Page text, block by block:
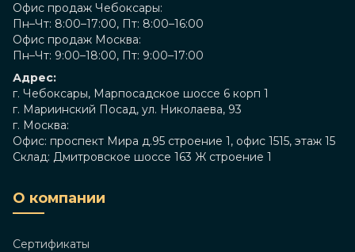
Офис продаж Чебоксары:
Пн–Чт: 8:00–17:00, Пт: 8:00–16:00
Офис продаж Москва:
Пн–Чт: 9:00–18:00, Пт: 9:00–17:00
Адрес:
г. Чебоксары, Марпосадское шоссе 6 корп 1
г. Мариинский Посад, ул. Николаева, 93
г. Москва:
Офис: проспект Мира д.95 строение 1, офис 1515, этаж 15
Склад: Дмитровское шоссе 163 Ж строение 1
О компании
Сертификаты